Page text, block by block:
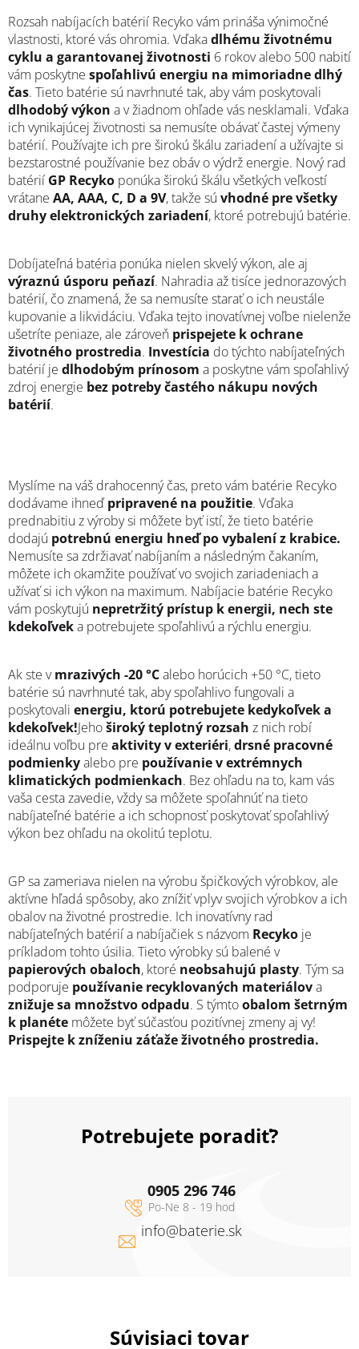
Súvisiaci tovar
Rozsah nabíjacích batérií Recyko vám prináša výnimočné
vlastnosti, ktoré vás ohromia. Vďakadlhému životnému
cyklu a garantovanej životnosti 6 rokov alebo 500 nabití
vám poskytne spoľahlivú energiu na mimoriadne dlhý
čas. Tieto batérie sú navrhnuté tak, aby vám poskytovali
dlhodobý výkon a v žiadnom ohľade vás nesklamali. Vďaka
ich vynikajúcej životnosti sa nemusíte obávať častej výmeny
batérií. Používajte ich pre širokú škálu zariadení a užívajte si
bezstarostné používanie bez obáv o výdrž energie. Nový rad
batérií GP Recyko ponúka širokú škálu všetkých veľkostí
vrátane AA, AAA, C, D a 9V, takže sú vhodné pre všetky
druhy elektronických zariadení, ktoré potrebujú batérie.
Dobíjateľná batéria ponúka nielen skvelý výkon, ale aj
výraznú úsporu peňazí. Nahradia až tisíce jednorazových
batérií, čo znamená, že sa nemusíte starať o ich neustále
kupovanie a likvidáciu. Vďaka tejto inovatívnej voľbe nielenže
ušetríte peniaze, ale zároveň prispejete k ochrane
životného prostredia. Investícia do týchto nabíjateľných
batérií je dlhodobým prínosom a poskytne vám spoľahlivý
zdroj energie bez potreby častého nákupu nových
batérií.
Myslíme na váš drahocenný čas, preto vám batérie Recyko
dodávame ihneďpripravené na použitie. Vďaka
prednabitiu z výroby si môžete byť istí, že tieto batérie
dodajú potrebnú energiu hneď po vybalení z krabice.
Nemusíte sa zdržiavať nabíjaním a následným čakaním,
môžete ich okamžite používať vo svojich zariadeniach a
užívať si ich výkon na maximum. Nabíjacie batérie Recyko
vám poskytujú nepretržitý prístup k energii, nech ste
kdekoľveka potrebujete spoľahlivú a rýchlu energiu.
Ak ste vmrazivých -20 °Calebo horúcich +50 °C, tieto
batérie sú navrhnuté tak, aby spoľahlivo fungovali a
poskytovali energiu, ktorú potrebujete kedykoľvek a
kdekoľvek!Jehoširoký teplotný rozsah z nich robí
ideálnu voľbu pre aktivity v exteriéri,drsné pracovné
podmienkyalebo pre používanie v extrémnych
klimatických podmienkach. Bez ohľadu na to, kam vás
vaša cesta zavedie, vždy sa môžete spoľahnúť na tieto
nabíjateľné batérie a ich schopnosť poskytovať spoľahlivý
výkon bez ohľadu na okolitú teplotu.
GP sa zameriava nielen na výrobu špičkových výrobkov, ale
aktívne hľadá spôsoby, ako znížiť vplyv svojich výrobkov a ich
obalov na životné prostredie. Ich inovatívny rad
nabíjateľných batérií a nabíjačiek s názvom Recyko je
príkladom tohto úsilia. Tieto výrobky sú balené v
papierových obaloch, ktoré neobsahujú plasty. Tým sa
podporuje používanie recyklovaných materiálova
znižuje sa množstvo odpadu. S týmtoobalom šetrným
k planéte môžete byť súčasťou pozitívnej zmeny aj vy!
Prispejte k zníženiu záťaže životného prostredia.
Potrebujete poradiť?
info@baterie.sk
0905 296 746